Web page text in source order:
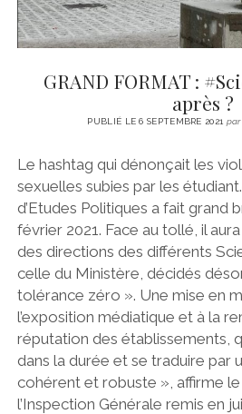
GRAND FORMAT :
après ?
PUBLIÉ LE 6 SEPTEMBRE 2021 par
Le hashtag qui dénonçait les
sexuelles subies par les
d’Etudes Politiques a fait grand
février 2021. Face au tollé, il
des directions des différents
celle du Ministère, décidés
tolérance zéro ». Une mise en
l’exposition médiatique et à la
réputation des établissements,
dans la durée et se traduire par
cohérent et robuste », affirme
l’Inspection Générale remis en